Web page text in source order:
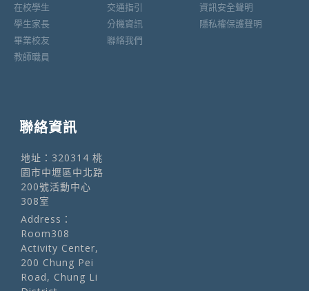
在校學生
學生家長
畢業校友
教師職員
交通指引
分機資訊
聯絡我們
資訊安全聲明
隱私權保護聲明
聯絡資訊
地址：320314 桃
園市中壢區中北路
200號活動中心
308室
Address：
Room308
Activity Center,
200 Chung Pei
Road, Chung Li